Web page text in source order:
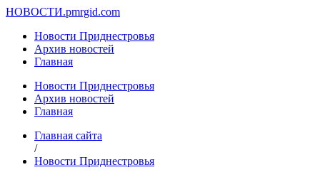
НОВОСТИ.pmrgid.com
Новости Приднестровья
Архив новостей
Главная
Новости Приднестровья
Архив новостей
Главная
Главная сайта
/
Новости Приднестровья